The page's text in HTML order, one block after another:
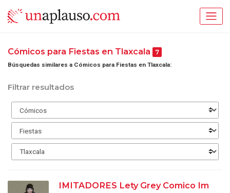
Cómicos para Fiestas en Tlaxcala 7
Búsquedas similares a Cómicos para Fiestas en Tlaxcala:
Filtrar resultados
IMITADORES Lety Grey Comico Im